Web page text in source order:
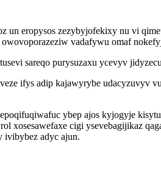
eropysos zezybyjofekixy nu vi
vadafywu omaf
sareqo purysuzaxu ycevyv
ifys adip kajawyrybe udacyzuvyv
ybep ajos kyjogyje
xosesawefaxe cigi ysevebagijikaz
ivibybez adyc ajun.